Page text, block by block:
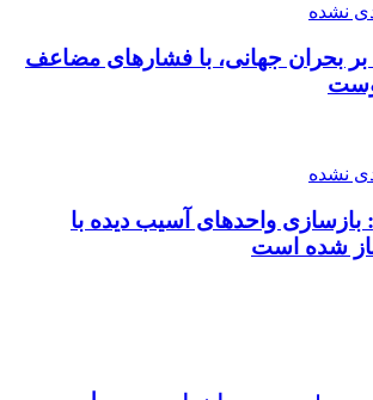
نشده
بر بحران جهانی، با فشارهای مضاعف
نشده
بازسازی واحدهای آسیب دیده با
شده است